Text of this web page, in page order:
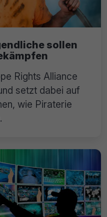
sollen
Rights Alliance
setzt dabei auf
wie Piraterie